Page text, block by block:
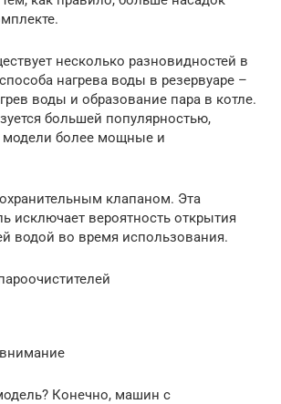
несколько разновидностей в
нагрева воды в резервуаре –
воды и образование пара в котле.
большей популярностью,
модели более мощные и
клапаном. Эта
исключает вероятность открытия
водой во время использования.
Конечно, машин с